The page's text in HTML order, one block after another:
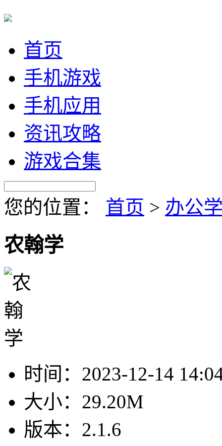
首页
手机游戏
手机应用
资讯攻略
游戏合集
您的位置： 首页 > 办公
农翰学
时间： 2023-12-14
大小： 29.20M
版本： 2.1.6